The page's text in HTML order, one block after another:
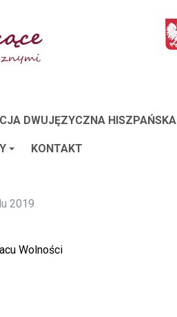
DWUJĘZYCZNA HISZPAŃSKA
KONTAKT
2019
Wolności